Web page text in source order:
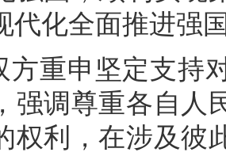
代化全面推进强
方重申坚定支持
强调尊重各自人
权利，在涉及彼